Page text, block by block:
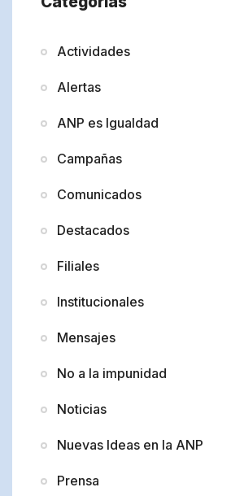
Actividades
Alertas
ANP es Igualdad
Campañas
Comunicados
Destacados
Filiales
Institucionales
Mensajes
No a la impunidad
Noticias
Nuevas Ideas en la ANP
Prensa